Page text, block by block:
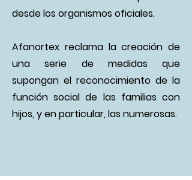
desde los organismos oficiales.
Afanortex reclama la creación de
una serie de medidas que
supongan el reconocimiento de la
función social de las familias con
hijos, y en particular, las numerosas.